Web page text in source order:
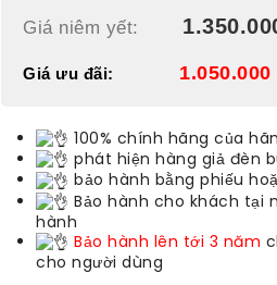
Giá niêm yết:
Giá ưu đãi: 1.050.000
100% chính hãng của
phát hiện hàng giả đèn
bảo hành bằng phiếu
Bảo hành cho khách tại
hành
Bảo hành lên tới 3 năm
cho người dùng